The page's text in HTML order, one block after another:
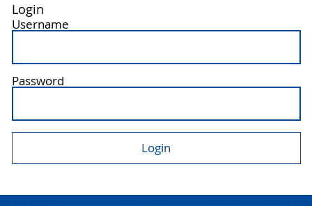
Login
Username
Password